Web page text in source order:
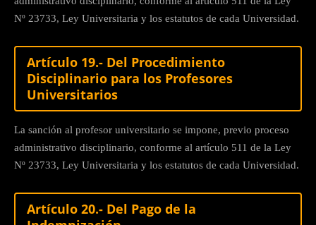
Nº 23733, Ley Universitaria y los estatutos de cada Universidad.
Artículo 19.- Del Procedimiento
Disciplinario para los Profesores
Universitarios
La sanción al profesor universitario se impone, previo proceso
administrativo disciplinario, conforme al artículo 511 de la Ley
Nº 23733, Ley Universitaria y los estatutos de cada Universidad.
Artículo 20.- Del Pago de la